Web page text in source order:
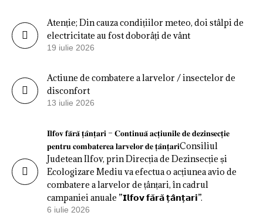
Atenție; Din cauza condițiilor meteo, doi stâlpi de
electricitate au fost doborâți de vânt
19 iulie 2026
Actiune de combatere a larvelor / insectelor de
disconfort
13 iulie 2026
𝐈𝐥𝐟𝐨𝐯 𝐟𝐚̆𝐫𝐚̆ 𝐭̦𝐚̂𝐧𝐭̦𝐚𝐫𝐢 – 𝐂𝐨𝐧𝐭𝐢𝐧𝐮𝐚̆ 𝐚𝐜𝐭̦𝐢𝐮𝐧𝐢𝐥𝐞 𝐝𝐞 𝐝𝐞𝐳𝐢𝐧𝐬𝐞𝐜𝐭̦𝐢𝐞
𝐩𝐞𝐧𝐭𝐫𝐮 𝐜𝐨𝐦𝐛𝐚𝐭𝐞𝐫𝐞𝐚 𝐥𝐚𝐫𝐯𝐞𝐥𝐨𝐫 𝐝𝐞 𝐭̦𝐚̂𝐧𝐭̦𝐚𝐫𝐢Consiliul
Judetean Ilfov, prin Direcția de Dezinsecție și
Ecologizare Mediu va efectua o acțiunea avio de
combatere a larvelor de țânțari, în cadrul
campaniei anuale ”𝗜𝗹𝗳𝗼𝘃 𝗳𝗮̆𝗿𝗮̆ 𝘁̦𝗮̂𝗻𝘁̦𝗮𝗿𝗶”.
6 iulie 2026